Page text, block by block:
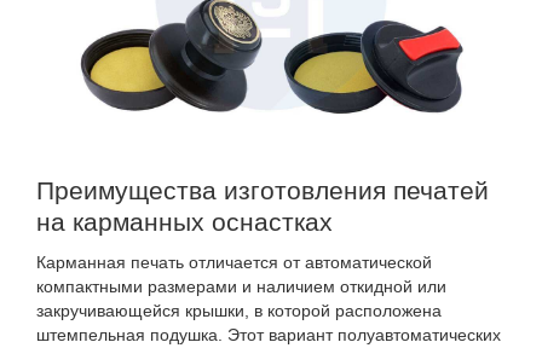
Преимущества изготовления печатей
на карманных оснастках
Карманная печать отличается от автоматической
компактными размерами и наличием откидной или
закручивающейся крышки, в которой расположена
штемпельная подушка. Этот вариант полуавтоматических